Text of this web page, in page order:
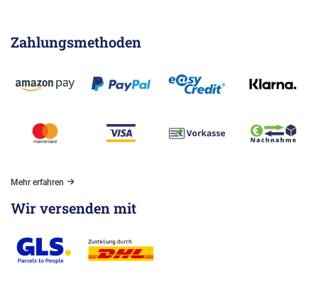
Zahlungsmethoden
Mehr erfahren
Wir versenden mit